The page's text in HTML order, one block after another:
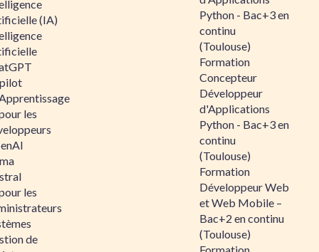
(IA)
les
les
de
Python - Bac+3 en
continu
(Toulouse)
Formation
Concepteur
Développeur
d'Applications
Python - Bac+3 en
continu
(Toulouse)
Formation
Développeur Web
et Web Mobile –
Bac+2 en continu
(Toulouse)